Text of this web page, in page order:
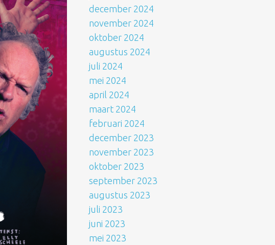
december 2024
november 2024
oktober 2024
augustus 2024
juli 2024
mei 2024
april 2024
maart 2024
februari 2024
december 2023
november 2023
oktober 2023
september 2023
augustus 2023
juli 2023
juni 2023
mei 2023